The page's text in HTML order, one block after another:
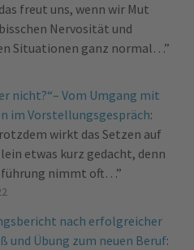
freut uns, wenn wir Mut
Nervosität und
Situationen ganz normal… ”
nicht?“– Vom Umgang mit
im Vorstellungsgespräch:
wirkt das Setzen auf
etwas kurz gedacht, denn
nimmt oft… ”
nach erfolgreicher
und Übung zum neuen Beruf: